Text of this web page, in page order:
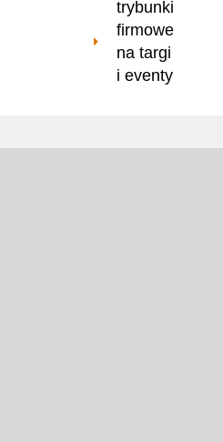
trybunki
firmowe
na targi
i eventy